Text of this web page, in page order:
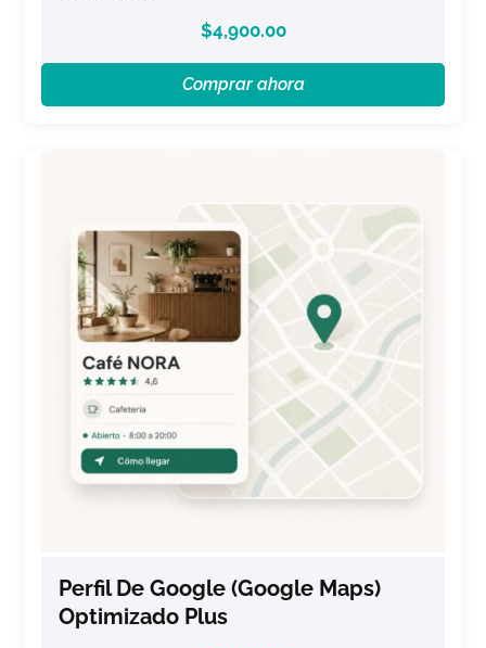
$4,900.00
Comprar ahora
Perfil De Google (Google Maps)
Optimizado Plus